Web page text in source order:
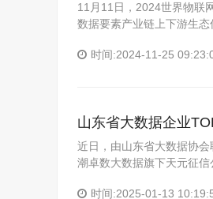
11月11日，2024世界物联
数据要素产业链上下游生
时间:2024-11-25
山东省大数据企业
近日，由山东省大数据协
潮卓数大数据旗下天元征
时间:2025-01-13